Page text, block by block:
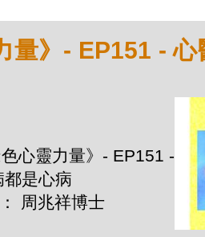
量》- EP151 -
心靈力量》- EP151 -
是心病
周兆祥博士